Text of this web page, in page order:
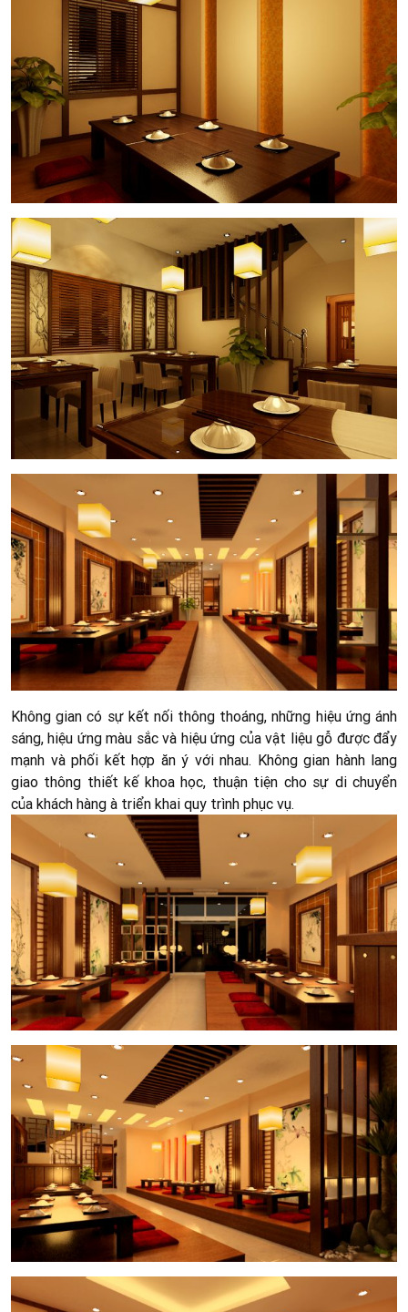
Không gian có sự kết nối thông thoáng, những hiệu ứng ánh
sáng, hiệu ứng màu sắc và hiệu ứng của vật liệu gỗ được đẩy
mạnh và phối kết hợp ăn ý với nhau. Không gian hành lang
giao thông thiết kế khoa học, thuận tiện cho sự di chuyển
của khách hàng à triển khai quy trình phục vụ.